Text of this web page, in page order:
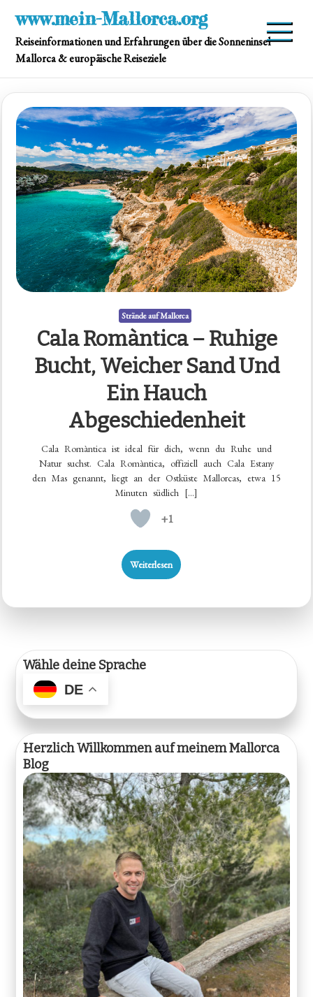
content
www.mein-Mallorca.org
Reiseinformationen und Erfahrungen über die Sonneninsel
Mallorca & europäische Reiseziele
Strände auf Mallorca
Cala Romàntica – Ruhige
Bucht, Weicher Sand Und
Ein Hauch
Abgeschiedenheit
Cala Romàntica ist ideal für dich, wenn du Ruhe und
Natur suchst. Cala Romàntica, offiziell auch Cala Estany
den Mas genannt, liegt an der Ostküste Mallorcas, etwa 15
Minuten südlich […]
+1
Weiterlesen
Wähle deine Sprache
DE
Herzlich Willkommen auf meinem Mallorca
Blog